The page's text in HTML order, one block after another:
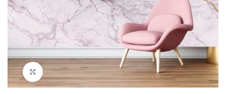
Büyütmek için tıklayın